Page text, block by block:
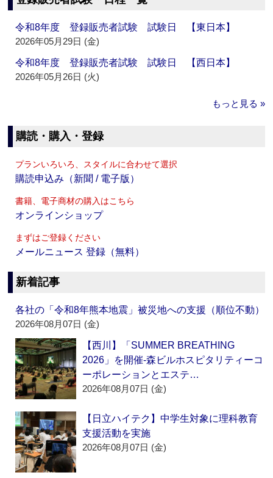
令和8年度 登録販売者試験 試験日 【東日本】
2026年05月29日 (金)
令和8年度 登録販売者試験 試験日 【西日本】
2026年05月26日 (火)
もっと見る »
購読・購入・登録
プランいろいろ、スタイルに合わせて選択
購読申込み（新聞 / 電子版）
書籍、電子商材の購入はこちら
オンラインショップ
まずはご登録ください
メールニュース 登録（無料）
新着記事
各社の「令和8年熊本地震」被災地への支援（順位不動）
2026年08月07日 (金)
【西川】「SUMMER BREATHING
2026」を開催‐森ビルホスピタリティーコ
ーポレーションとエステ…
2026年08月07日 (金)
【日立ハイテク】中学生対象に理科教育
支援活動を実施
2026年08月07日 (金)